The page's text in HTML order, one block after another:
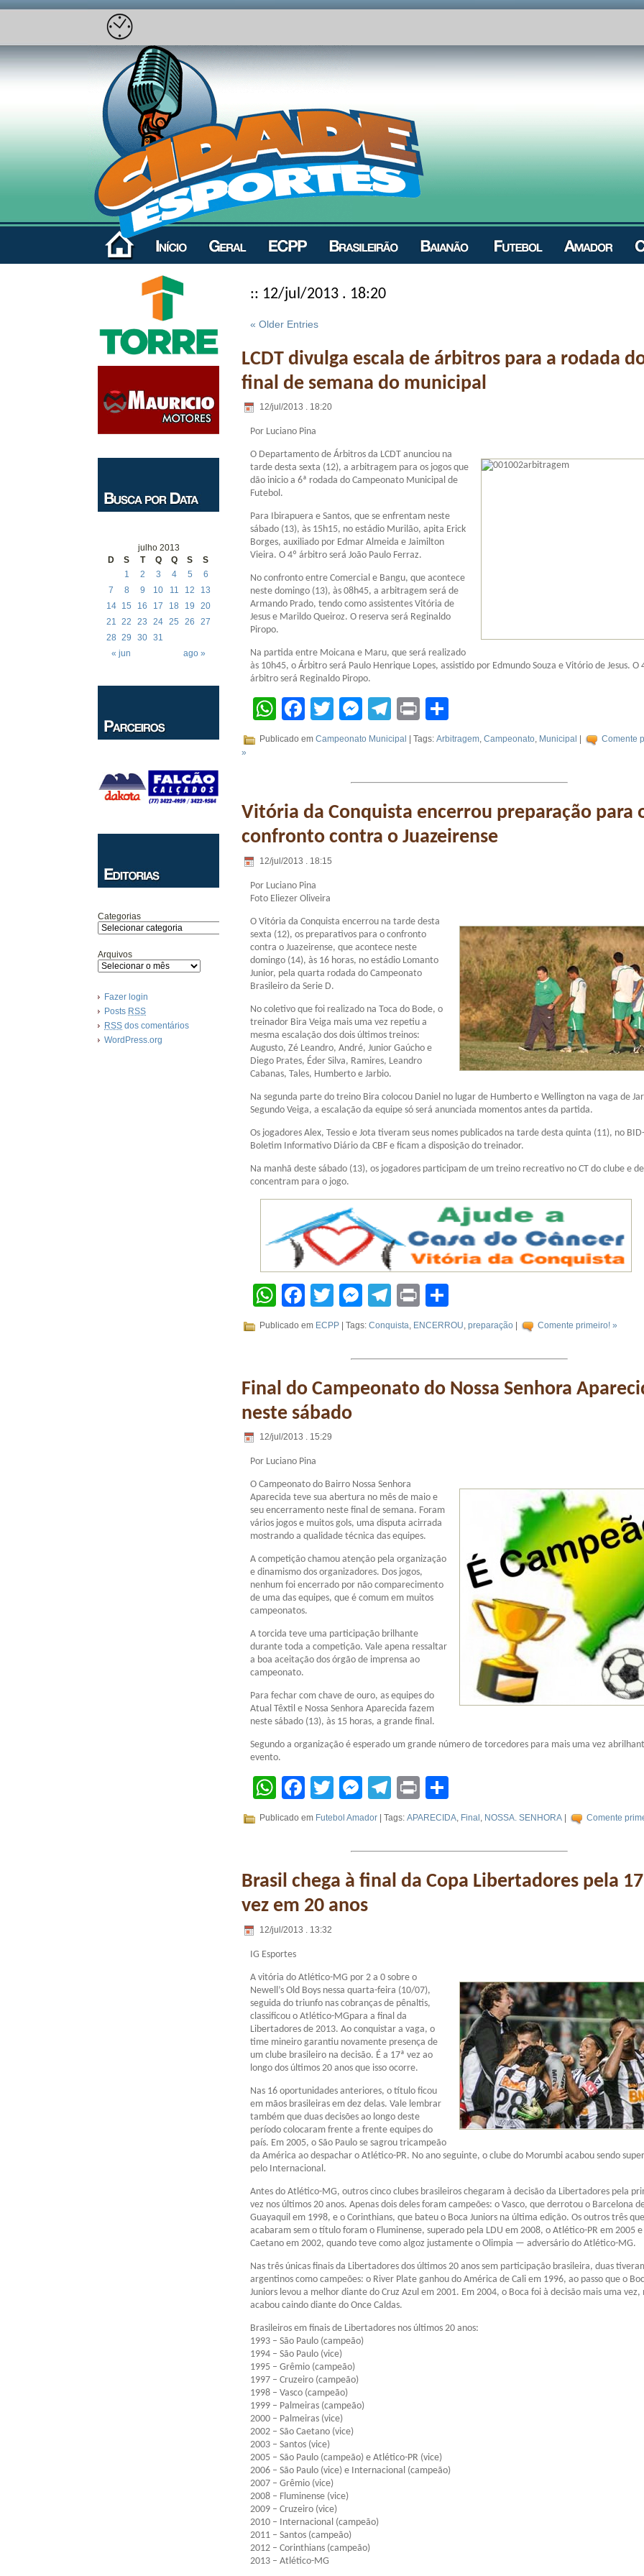
julho 2013
D
S T Q Q S S
« jun ago »
1 2 3 4 5
6
7
8 9 10 11 12
13
14
15 16 17 18 19
20
21 22 23 24 25 26
27
28 29 30 31
Categorias
Arquivos
Fazer login
Posts RSS
RSS dos comentários
WordPress.org
:: 12/jul/2013 . 18:20
« Older Entries
LCDT divulga escala de árbitros para a rodada
final de semana do municipal
12/jul/2013 . 18:20
Por Luciano Pina
O Departamento de Árbitros da LCDT anunciou na
tarde desta sexta (12), a arbitragem para os jogos que
dão inicio a 6ª rodada do Campeonato Municipal de
Futebol.
Para Ibirapuera e Santos, que se enfrentam neste
sábado (13), às 15h15, no estádio Murilão, apita Erick
Borges, auxiliado por Edmar Almeida e Jaimilton
Vieira. O 4º árbitro será João Paulo Ferraz.
No confronto entre Comercial e Bangu, que acontece
neste domingo (13), às 08h45, a arbitragem será de
Armando Prado, tendo como assistentes Vitória de
Jesus e Marildo Queiroz. O reserva será Reginaldo
Piropo.
Na partida entre Moicana e Maru, que será realizado
às 10h45, o Árbitro será Paulo Henrique Lopes, assistido por Edmundo Souza e Vitório de Jesus. O
árbitro será Reginaldo Piropo.
WhatsApp
Facebook
TwitterMessenger
Telegram
Print
Publicado em Campeonato Municipal | Tags: Arbitragem, Campeonato, Municipal
Comente
»
Vitória da Conquista encerrou preparação para
confronto contra o Juazeirense
12/jul/2013 . 18:15
Por Luciano Pina
Foto Eliezer Oliveira
O Vitória da Conquista encerrou na tarde desta
sexta (12), os preparativos para o confronto
contra o Juazeirense, que acontece neste
domingo (14), às 16 horas, no estádio Lomanto
Junior, pela quarta rodada do Campeonato
Brasileiro da Serie D.
No coletivo que foi realizado na Toca do Bode, o
treinador Bira Veiga mais uma vez repetiu a
mesma escalação dos dois últimos treinos:
Augusto, Zé Leandro, André, Junior Gaúcho e
Diego Prates, Éder Silva, Ramires, Leandro
Cabanas, Tales, Humberto e Jarbio.
Na segunda parte do treino Bira colocou Daniel no lugar de Humberto e Wellington na vaga de
Segundo Veiga, a escalação da equipe só será anunciada momentos antes da partida.
Os jogadores Alex, Tessio e Jota tiveram seus nomes publicados na tarde desta quinta (11), no BID-
Boletim Informativo Diário da CBF e ficam a disposição do treinador.
Na manhã deste sábado (13), os jogadores participam de um treino recreativo no CT do clube e
concentram para o jogo.
WhatsApp
Facebook
TwitterMessenger
Telegram
Print
Publicado em ECPP | Tags: Conquista, ENCERROU, preparação | Comente primeiro! »
Final do Campeonato do Nossa Senhora
neste sábado
12/jul/2013 . 15:29
Por Luciano Pina
O Campeonato do Bairro Nossa Senhora
Aparecida teve sua abertura no mês de maio e
seu encerramento neste final de semana. Foram
vários jogos e muitos gols, uma disputa acirrada
mostrando a qualidade técnica das equipes.
A competição chamou atenção pela organização
e dinamismo dos organizadores. Dos jogos,
nenhum foi encerrado por não comparecimento
de uma das equipes, que é comum em muitos
campeonatos.
A torcida teve uma participação brilhante
durante toda a competição. Vale apena ressaltar
a boa aceitação dos órgão de imprensa ao
campeonato.
Para fechar com chave de ouro, as equipes do
Atual Têxtil e Nossa Senhora Aparecida fazem
neste sábado (13), às 15 horas, a grande final.
Segundo a organização é esperado um grande número de torcedores para mais uma vez
evento.
WhatsApp
Facebook
TwitterMessenger
Telegram
Print
Publicado em Futebol Amador | Tags: APARECIDA, Final , NOSSA. SENHORA Comente
Brasil chega à final da Copa Libertadores pela
vez em 20 anos
12/jul/2013 . 13:32
IG Esportes
A vitória do Atlético-MG por 2 a 0 sobre o
Newell’s Old Boys nessa quarta-feira (10/07),
seguida do triunfo nas cobranças de pênaltis,
classificou o Atlético-MGpara a final da
Libertadores de 2013. Ao conquistar a vaga, o
time mineiro garantiu novamente presença de
um clube brasileiro na decisão. É a 17ª vez ao
longo dos últimos 20 anos que isso ocorre.
Nas 16 oportunidades anteriores, o título ficou
em mãos brasileiras em dez delas. Vale lembrar
também que duas decisões ao longo deste
período colocaram frente a frente equipes do
país. Em 2005, o São Paulo se sagrou tricampeão
da América ao despachar o Atlético-PR. No ano seguinte, o clube do Morumbi acabou sendo
pelo Internacional.
Antes do Atlético-MG, outros cinco clubes brasileiros chegaram à decisão da Libertadores pela
vez nos últimos 20 anos. Apenas dois deles foram campeões: o Vasco, que derrotou o Barcelona
Guayaquil em 1998, e o Corinthians, que bateu o Boca Juniors na última edição. Os outros três que
acabaram sem o título foram o Fluminense, superado pela LDU em 2008, o Atlético-PR em 2005 e
Caetano em 2002, quando teve como algoz justamente o Olimpia — adversário do Atlético-MG.
Nas três únicas finais da Libertadores dos últimos 20 anos sem participação brasileira, duas
argentinos como campeões: o River Plate ganhou do América de Cali em 1996, ao passo que o
Juniors levou a melhor diante do Cruz Azul em 2001. Em 2004, o Boca foi à decisão mais uma vez,
acabou caindo diante do Once Caldas.
Brasileiros em finais de Libertadores nos últimos 20 anos:
1993 – São Paulo (campeão)
1994 – São Paulo (vice)
1995 – Grêmio (campeão)
1997 – Cruzeiro (campeão)
1998 – Vasco (campeão)
1999 – Palmeiras (campeão)
2000 – Palmeiras (vice)
2002 – São Caetano (vice)
2003 – Santos (vice)
2005 – São Paulo (campeão) e Atlético-PR (vice)
2006 – São Paulo (vice) e Internacional (campeão)
2007 – Grêmio (vice)
2008 – Fluminense (vice)
2009 – Cruzeiro (vice)
2010 – Internacional (campeão)
2011 – Santos (campeão)
2012 – Corinthians (campeão)
2013 – Atlético-MG